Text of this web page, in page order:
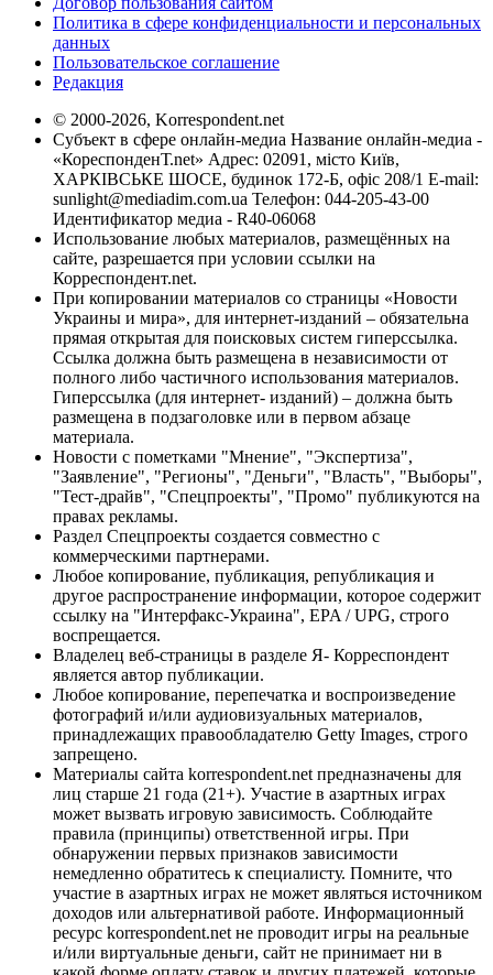
Политика в сфере конфиденциальности и персональных
данных
Пользовательское соглашение
Редакция
© 2000-2026, Korrespondent.net
Субъект в сфере онлайн-медиа Название онлайн-медиа -
«КореспонденТ.net» Адрес: 02091, місто Київ,
ХАРКІВСЬКЕ ШОСЕ, будинок 172-Б, офіс 208/1 E-mail:
sunlight@mediadim.com.ua Телефон: 044-205-43-00
Идентификатор медиа - R40-06068
Использование любых материалов, размещённых на
сайте, разрешается при условии ссылки на
Корреспондент.net.
При копировании материалов со страницы «Новости
Украины и мира», для интернет-изданий – обязательна
прямая открытая для поисковых систем гиперссылка.
Ссылка должна быть размещена в независимости от
полного либо частичного использования материалов.
Гиперссылка (для интернет- изданий) – должна быть
размещена в подзаголовке или в первом абзаце
материала.
Новости с пометками "Мнение", "Экспертиза",
"Заявление", "Регионы", "Деньги", "Власть", "Выборы",
"Тест-драйв", "Спецпроекты", "Промо" публикуются на
правах рекламы.
Раздел Спецпроекты создается совместно с
коммерческими партнерами.
Любое копирование, публикация, републикация и
другое распространение информации, которое содержит
ссылку на "Интерфакс-Украина", EPA / UPG, строго
воспрещается.
Владелец веб-страницы в разделе Я- Корреспондент
является автор публикации.
Любое копирование, перепечатка и воспроизведение
фотографий и/или аудиовизуальных материалов,
принадлежащих правообладателю Getty Images, строго
запрещено.
Материалы сайта korrespondent.net предназначены для
лиц старше 21 года (21+). Участие в азартных играх
может вызвать игровую зависимость. Соблюдайте
правила (принципы) ответственной игры. При
обнаружении первых признаков зависимости
немедленно обратитесь к специалисту. Помните, что
участие в азартных играх не может являться источником
доходов или альтернативой работе. Информационный
ресурс korrespondent.net не проводит игры на реальные
и/или виртуальные деньги, сайт не принимает ни в